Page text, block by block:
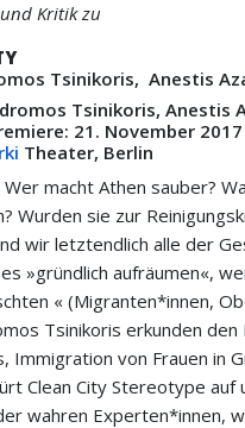
Kritik zu
Tsinikoris, Anestis
Tsinikoris, Anestis
21. November
Theater, Berlin
Wer macht Athen sauber?
Wurden sie zur
wir letztendlich alle der
»gründlich aufräumen«,
« (Migranten*innen,
Tsinikoris erkunden
Immigration von Frauen in
Clean City Stereotype
wahren Experten*innen,